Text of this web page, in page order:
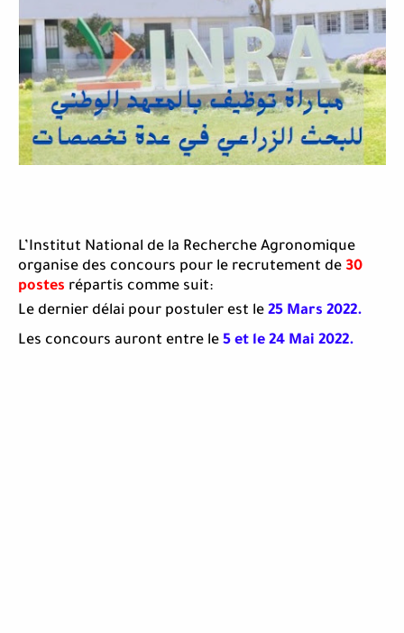
L’Institut National de la Recherche Agronomique
organise des concours pour le recrutement de 30
postes répartis comme suit:
Le dernier délai pour postuler est le 25 Mars 2022.
Les concours auront entre le 5 et le 24 Mai 2022.